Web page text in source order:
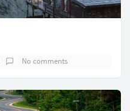
No comments